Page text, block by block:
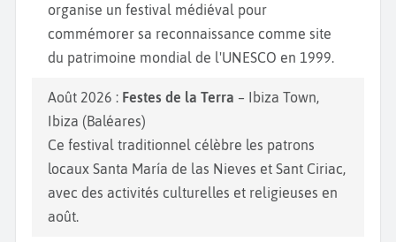
organise un festival médiéval pour
commémorer sa reconnaissance comme site
du patrimoine mondial de l'UNESCO en 1999.
Août 2026 : Festes de la Terra – Ibiza Town,
Ibiza (Baléares)
Ce festival traditionnel célèbre les patrons
locaux Santa María de las Nieves et Sant Ciriac,
avec des activités culturelles et religieuses en
août.